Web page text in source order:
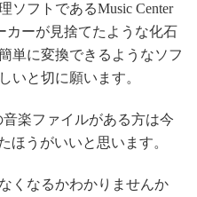
ソフトであるMusic Center
カーが見捨てたような化石
単に変換できるようなソフ
いと切に願います。
楽ファイルがある方は今
ほうがいいと思います。
くなるかわかりませんか